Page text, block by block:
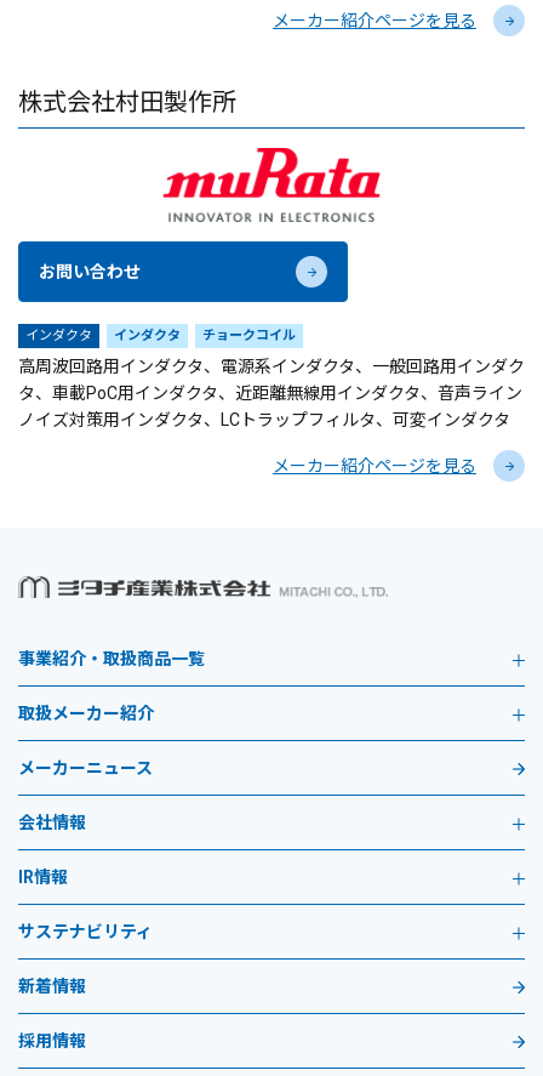
メーカー紹介ページを見る
株式会社村田製作所
お問い合わせ
インダクタ インダクタ チョークコイル
高周波回路用インダクタ、電源系インダクタ、一般回路用インダク
タ、車載PoC用インダクタ、近距離無線用インダクタ、音声ライン
ノイズ対策用インダクタ、LCトラップフィルタ、可変インダクタ
メーカー紹介ページを見る
事業紹介・取扱商品一覧
取扱メーカー紹介
メーカーニュース
会社情報
IR情報
サステナビリティ
新着情報
採用情報